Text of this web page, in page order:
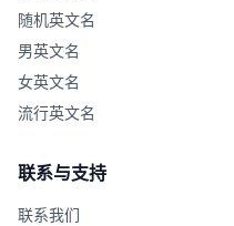
随机英文名
男英文名
女英文名
流行英文名
联系与支持
联系我们